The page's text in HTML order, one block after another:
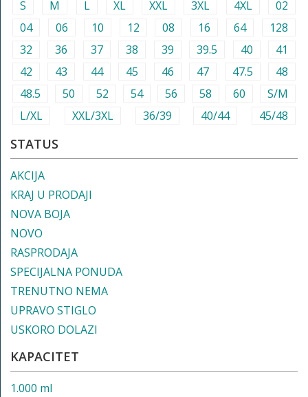
S
M L XL XXL 3XL 4XL
02
04
06 10 12 08 16 64
128
32
36 37 38 39 39.5 40
41
42
43 44 45 46 47 47.5
48
48.5
50 52 54 56 58 60
S/M
L/XL
XXL/3XL 36/39 40/44 45/48
STATUS
AKCIJA
KRAJ U PRODAJI
NOVA BOJA
NOVO
RASPRODAJA
SPECIJALNA PONUDA
TRENUTNO NEMA
UPRAVO STIGLO
USKORO DOLAZI
KAPACITET
1.000 ml